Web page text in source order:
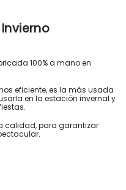
100% a mano en
eficiente, es la más usada
en la estación invernal y
calidad, para garantizar